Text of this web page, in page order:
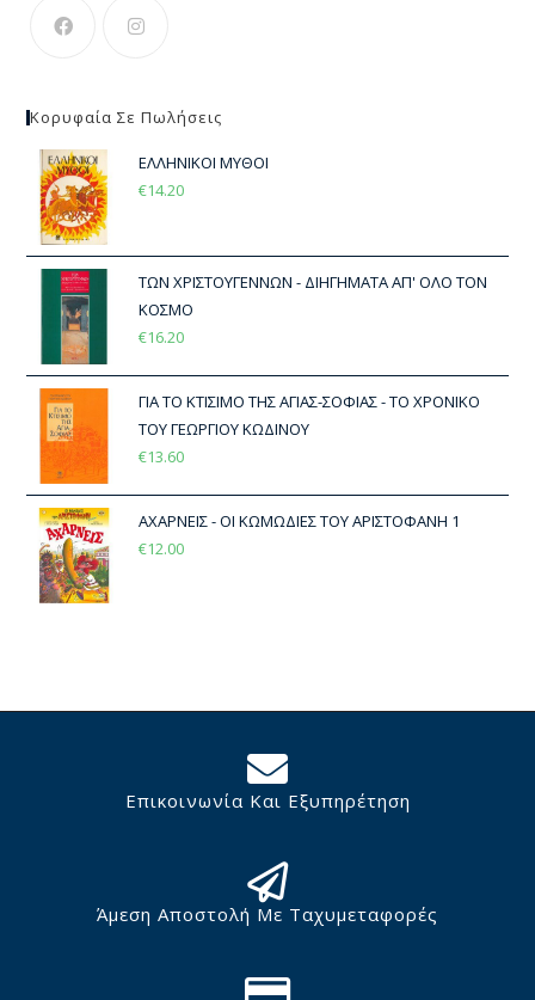
Κορυφαία Σε Πωλήσεις
ΕΛΛΗΝΙΚΟΙ ΜΥΘΟΙ
€14.20
ΤΩΝ ΧΡΙΣΤΟΥΓΕΝΝΩΝ - ΔΙΗΓΗΜΑΤΑ ΑΠ' ΟΛΟ ΤΟΝ
ΚΟΣΜΟ
€16.20
ΓΙΑ ΤΟ ΚΤΙΣΙΜΟ ΤΗΣ ΑΓΙΑΣ-ΣΟΦΙΑΣ - ΤΟ ΧΡΟΝΙΚΟ
ΤΟΥ ΓΕΩΡΓΙΟΥ ΚΩΔΙΝΟΥ
€13.60
ΑΧΑΡΝΕΙΣ - ΟΙ ΚΩΜΩΔΙΕΣ ΤΟΥ ΑΡΙΣΤΟΦΑΝΗ 1
€12.00
Επικοινωνία Και Εξυπηρέτηση
Άμεση Αποστολή Με Ταχυμεταφορές